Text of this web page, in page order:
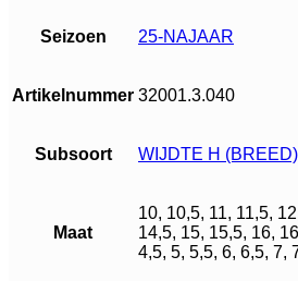
Seizoen 25-NAJAAR
Artikelnummer 32001.3.040
Subsoort WIJDTE H (BREED)
Maat
10, 10,5, 11, 11,5,
14,5, 15, 15,5, 16,
4,5, 5, 5,5, 6, 6,5, 7,